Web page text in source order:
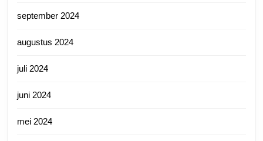
september 2024
augustus 2024
juli 2024
juni 2024
mei 2024